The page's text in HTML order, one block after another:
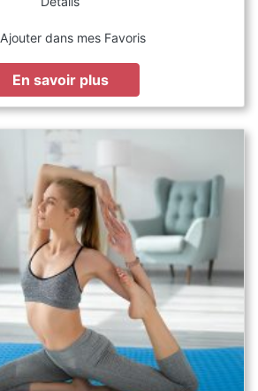
Ajouter dans mes Favoris
En savoir plus